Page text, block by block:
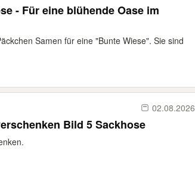
- Für eine blühende Oase im
Samen für eine "Bunte Wiese". Sie sind
02.08.2026
Dies und das zu verschenken Bild 5 Sackhose